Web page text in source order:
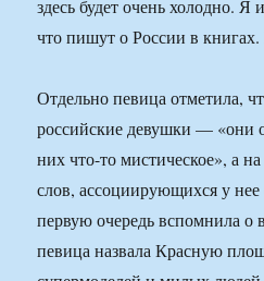
здесь будет очень холодно. Я
что пишут о России в книгах.
Отдельно певица отметила,
российские девушки — «они
них что-то мистическое», а
слов, ассоциирующихся у
первую очередь вспомнила о
певица назвала Красную